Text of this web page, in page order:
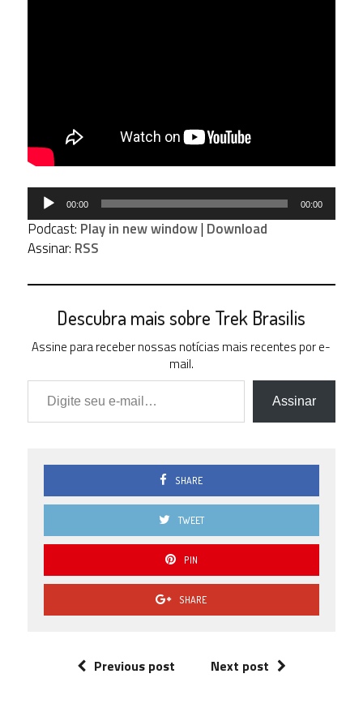
Tocador
áudio
00:00 00:00
Podcast: Play in new window| Download
Assinar: RSS
Descubra mais sobre Trek Brasilis
Assine para receber nossas notícias mais recentes por e-
mail.
Digite seu e-mail…
Assinar
SHARE
TWEET
PIN
SHARE
Previous post Next post